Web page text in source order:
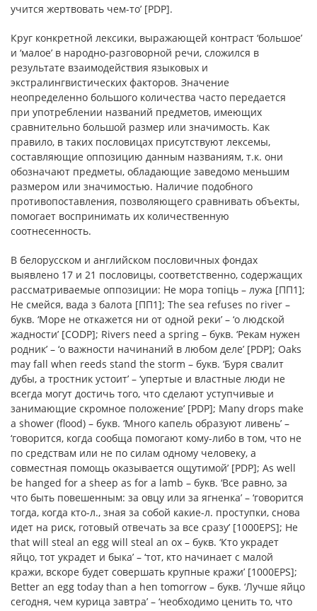
учится жертвовать чем-то’ [PDP].
Круг конкретной лексики, выражающей контраст ‘большое’
и ‘малое’ в народно-разговорной речи, сложился в
результате взаимодействия языковых и
экстралингвистических факторов. Значение
неопределенно большого количества часто передается
при употреблении названий предметов, имеющих
сравнительно большой размер или значимость. Как
правило, в таких пословицах присутствуют лексемы,
составляющие оппозицию данным названиям, т.к. они
обозначают предметы, обладающие заведомо меньшим
размером или значимостью. Наличие подобного
противопоставления, позволяющего сравнивать объекты,
помогает воспринимать их количественную
соотнесенность.
В белорусском и английском пословичных фондах
выявлено 17 и 21 пословицы, соответственно, содержащих
рассматриваемые оппозиции: Не мора топіць – лужа [ПП1];
Не смейся, вада з балота [ПП1]; The sea refuses no river –
букв. ‘Море не откажется ни от одной реки’ – ‘о людской
жадности’ [CODP]; Rivers need a spring – букв. ‘Рекам нужен
родник’ – ‘о важности начинаний в любом деле’ [PDP]; Oaks
may fall when reeds stand the storm – букв. ‘Буря свалит
дубы, а тростник устоит’ – ‘упертые и властные люди не
всегда могут достичь того, что сделают уступчивые и
занимающие скромное положение’ [PDP]; Many drops make
a shower (flood) – букв. ‘Много капель образуют ливень’ –
‘говорится, когда сообща помогают кому-либо в том, что не
по средствам или не по силам одному человеку, а
совместная помощь оказывается ощутимой’ [PDP]; As well
be hanged for a sheep as for a lamb – букв. ‘Все равно, за
что быть повешенным: за овцу или за ягненка’ – ‘говорится
тогда, когда кто-л., зная за собой какие-л. проступки, снова
идет на риск, готовый отвечать за все сразу’ [1000EPS]; He
that will steal an egg will steal an ox – букв. ‘Кто украдет
яйцо, тот украдет и быка’ – ‘тот, кто начинает с малой
кражи, вскоре будет совершать крупные кражи’ [1000EPS];
Better an egg today than a hen tomorrow – букв. ‘Лучше яйцо
сегодня, чем курица завтра’ – ‘необходимо ценить то, что